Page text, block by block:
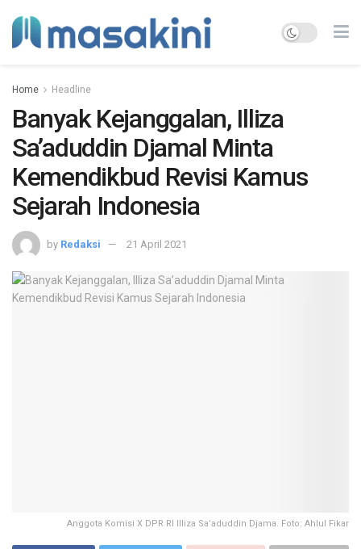
Home Headline
Banyak Kejanggalan, Illiza
Sa’aduddin Djamal Minta
Kemendikbud Revisi Kamus
Sejarah Indonesia
by Redaksi 21 April 2021
Anggota Komisi X DPR RI Illiza Sa’aduddin Djama. Foto: Ahlul Fikar